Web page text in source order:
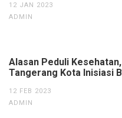
12 JAN 2023
ADMIN
Alasan Peduli
Tangerang Kota Inisiasi
12 FEB 2023
ADMIN